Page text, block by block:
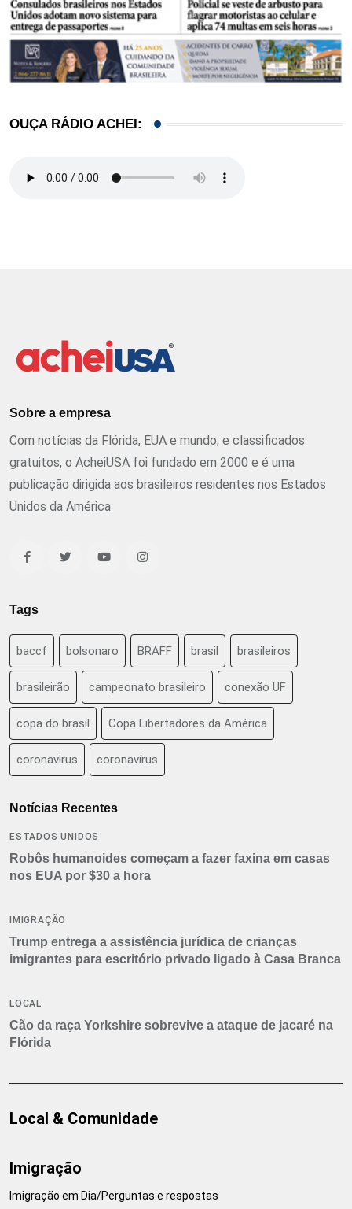
OUÇA RÁDIO ACHEI:
Sobre a empresa
Com notícias da Flórida, EUA e mundo, e classificados
gratuitos, o AcheiUSA foi fundado em 2000 e é uma
publicação dirigida aos brasileiros residentes nos Estados
Unidos da América
Tags
baccf bolsonaro BRAFF brasil brasileiros
brasileirão campeonato brasileiro conexão UF
copa do brasil Copa Libertadores da América
coronavirus coronavírus
Notícias Recentes
ESTADOS UNIDOS
Robôs humanoides começam a fazer faxina em casas
nos EUA por $30 a hora
IMIGRAÇÃO
Trump entrega a assistência jurídica de crianças
imigrantes para escritório privado ligado à Casa Branca
LOCAL
Cão da raça Yorkshire sobrevive a ataque de jacaré na
Flórida
Local & Comunidade
Imigração
Imigração em Dia/Perguntas e respostas